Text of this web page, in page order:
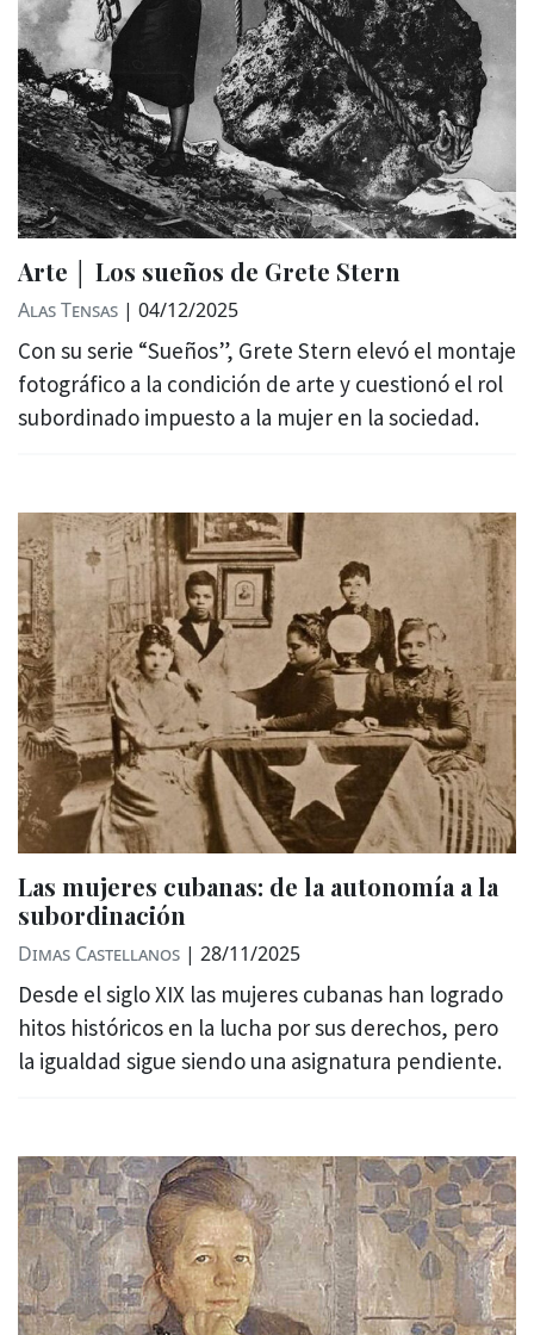
Arte │ Los sueños de Grete Stern
Alas Tensas | 04/12/2025
Con su serie “Sueños”, Grete Stern elevó el montaje
fotográfico a la condición de arte y cuestionó el rol
subordinado impuesto a la mujer en la sociedad.
Las mujeres cubanas: de la autonomía a la
subordinación
Dimas Castellanos | 28/11/2025
Desde el siglo XIX las mujeres cubanas han logrado
hitos históricos en la lucha por sus derechos, pero
la igualdad sigue siendo una asignatura pendiente.